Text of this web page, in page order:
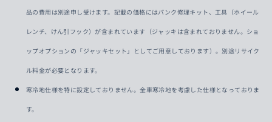
品の費用は別途申し受けます。記載の価格にはパンク修理キット、工具（ホイール
レンチ、けん引フック）が含まれています（ジャッキは含まれておりません。ショ
ップオプションの「ジャッキセット」としてご用意しております）。別途リサイク
ル料金が必要となります。
寒冷地仕様を特に設定しておりません。全車寒冷地を考慮した仕様となっておりま
す。